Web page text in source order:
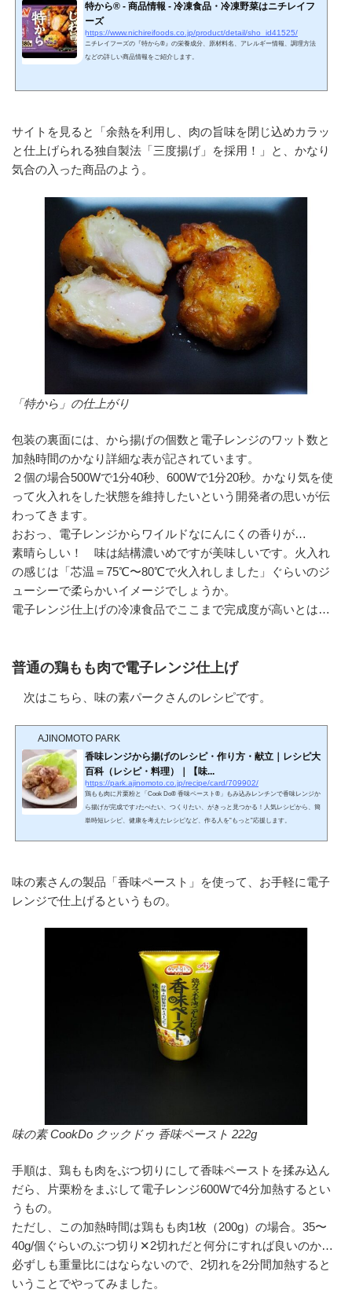
特から® - 商品情報 - 冷凍食品・冷凍野菜はニチレイフ
ーズ
https://www.nichireifoods.co.jp/product/detail/sho_id41525/
ニチレイフーズの『特から®』の栄養成分、原材料名、アレルギー情報、調理方法
などの詳しい商品情報をご紹介します。
サイトを見ると「余熱を利用し、肉の旨味を閉じ込めカラッ
と仕上げられる独自製法「三度揚げ」を採用！」と、かなり
気合の入った商品のよう。
「特から」の仕上がり
包装の裏面には、から揚げの個数と電子レンジのワット数と
加熱時間のかなり詳細な表が記されています。
２個の場合500Wで1分40秒、600Wで1分20秒。かなり気を使
って火入れをした状態を維持したいという開発者の思いが伝
わってきます。
おおっ、電子レンジからワイルドなにんにくの香りが…
素晴らしい！ 味は結構濃いめですが美味しいです。火入れ
の感じは「芯温＝75℃〜80℃で火入れしました」ぐらいのジ
ューシーで柔らかいイメージでしょうか。
電子レンジ仕上げの冷凍食品でここまで完成度が高いとは…
普通の鶏もも肉で電子レンジ仕上げ
次はこちら、味の素パークさんのレシピです。
AJINOMOTO PARK
香味レンジから揚げのレシピ・作り方・献立｜レシピ大
百科（レシピ・料理）｜【味...
https://park.ajinomoto.co.jp/recipe/card/709902/
鶏もも肉に片栗粉と「Cook Do® 香味ペースト®」もみ込みレンチンで香味レンジか
ら揚げが完成です♪たべたい、つくりたい、がきっと見つかる！人気レシピから、簡
単時短レシピ、健康を考えたレシピなど、作る人を”もっと”応援します。
味の素さんの製品「香味ペースト」を使って、お手軽に電子
レンジで仕上げるというもの。
味の素 CookDo クックドゥ 香味ペースト 222g
手順は、鶏もも肉をぶつ切りにして香味ペーストを揉み込ん
だら、片栗粉をまぶして電子レンジ600Wで4分加熱するとい
うもの。
ただし、この加熱時間は鶏もも肉1枚（200g）の場合。35〜
40g/個ぐらいのぶつ切り✕2切れだと何分にすれば良いのか…
必ずしも重量比にはならないので、2切れを2分間加熱すると
いうことでやってみました。